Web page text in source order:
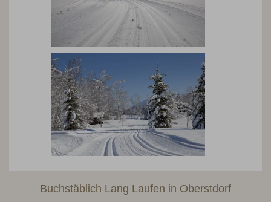
Buchstäblich Lang Laufen in Oberstdorf